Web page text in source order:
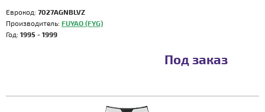
Еврокод: 7027AGNBLVZ
Производитель: FUYAO (FYG)
Год: 1995 - 1999
Под заказ